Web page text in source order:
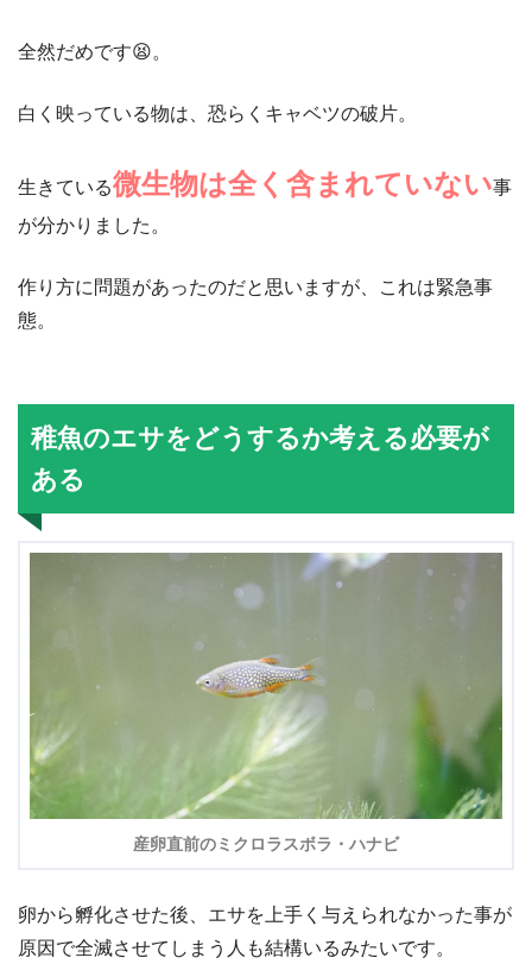
全然だめです😫。
白く映っている物は、恐らくキャベツの破片。
生きている微生物は全く含まれていない事
が分かりました。
作り方に問題があったのだと思いますが、これは緊急事
態。
稚魚のエサをどうするか考える必要が
ある
産卵直前のミクロラスボラ・ハナビ
卵から孵化させた後、エサを上手く与えられなかった事が
原因で全滅させてしまう人も結構いるみたいです。